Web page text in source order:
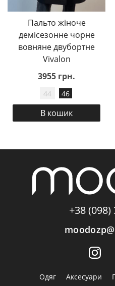
Пальто жіноче
демісезонне чорне
вовняне двубортне
Vivalon
3955 грн.
44 46
В кошик
+38 (098)
Одяг Аксесуари